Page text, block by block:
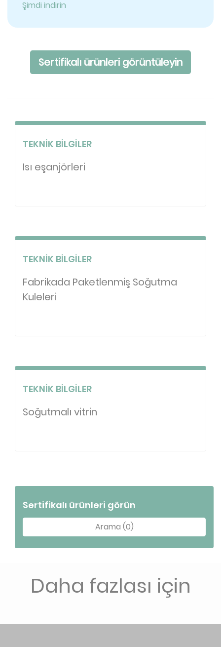
Şimdi indirin
Sertifikalı ürünleri görüntüleyin
TEKNIK BILGILER
Isı eşanjörleri
TEKNIK BILGILER
Fabrikada Paketlenmiş Soğutma
Kuleleri
TEKNIK BILGILER
Soğutmalı vitrin
Sertifikalı ürünleri görün
Arama (0)
Daha fazlası için